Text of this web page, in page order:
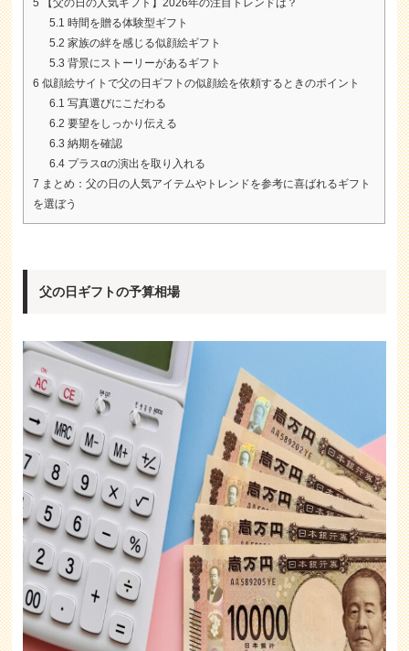
5
【父の日の人気ギフト】2026年の注目トレンドは？
5.1 時間を贈る体験型ギフト
5.2 家族の絆を感じる似顔絵ギフト
5.3 背景にストーリーがあるギフト
6 似顔絵サイトで父の日ギフトの似顔絵を依頼するときのポイント
6.1 写真選びにこだわる
6.2 要望をしっかり伝える
6.3 納期を確認
6.4 プラスαの演出を取り入れる
7 まとめ：父の日の人気アイテムやトレンドを参考に喜ばれるギフト
を選ぼう
父の日ギフトの予算相場